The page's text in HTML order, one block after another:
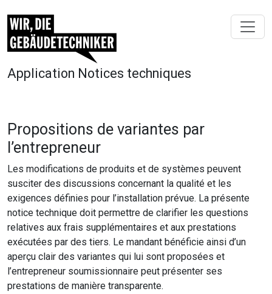
Application Notices techniques
Propositions de variantes par
l’entrepreneur
Les modifications de produits et de systèmes peuvent
susciter des discussions concernant la qualité et les
exigences définies pour l’installation prévue. La présente
notice technique doit permettre de clarifier les questions
relatives aux frais supplémentaires et aux prestations
exécutées par des tiers. Le mandant bénéficie ainsi d’un
aperçu clair des variantes qui lui sont proposées et
l’entrepreneur soumissionnaire peut présenter ses
prestations de manière transparente.